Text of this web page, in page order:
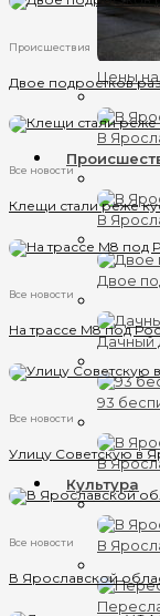
Цены
В
В
Двое
Дачный
93
В
Культура
В
Происшествия
Двое подростков
Все новости
Клещи стали реже
Все новости
На трассе М8 под
Все новости
Улицу Советскую в
Все новости
В Ярославской